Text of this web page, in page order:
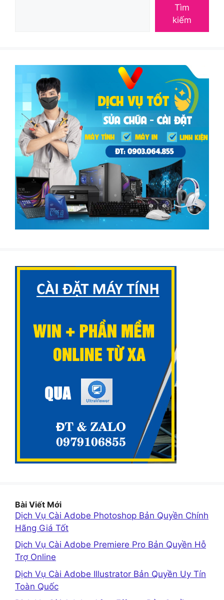
Tìm
kiếm
Bài Viết Mới
Dịch Vụ Cài Adobe Photoshop Bản Quyền Chính
Hãng Giá Tốt
Dịch Vụ Cài Adobe Premiere Pro Bản Quyền Hỗ
Trợ Online
Dịch Vụ Cài Adobe Illustrator Bản Quyền Uy Tín
Toàn Quốc